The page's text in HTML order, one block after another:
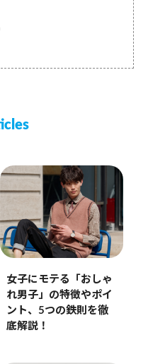
女子にモテる「おしゃ
れ男子」の特徴やポイ
ント、5つの鉄則を徹
底解説！